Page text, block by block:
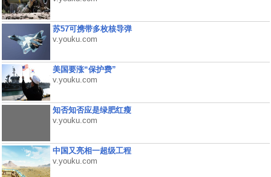
苏57可携带多枚核导弹
v.youku.com
美国要涨“保护费”
v.youku.com
知否知否应是绿肥红瘦
v.youku.com
中国又亮相一超级工程
v.youku.com